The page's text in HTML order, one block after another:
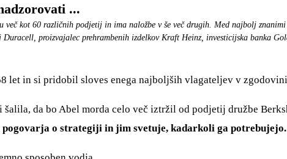
...
kot 60 različnih podjetij in ima naložbe v še več drugih. Med najbolj
proizvajalec prehrambenih izdelkov Kraft Heinz, investicijska banka
in si pridobil sloves enega najboljših vlagateljev v
šalila, da bo Abel morda celo več iztržil od podjetij družbe
pogovarja o strategiji in jim svetuje, kadarkoli ga